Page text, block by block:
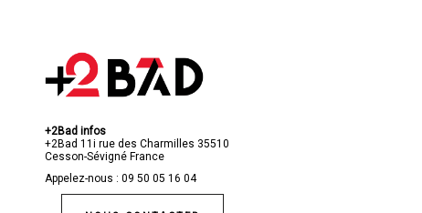
+2Bad infos
+2Bad 11i rue des Charmilles 35510
Cesson-Sévigné France
Appelez-nous : 09 50 05 16 04